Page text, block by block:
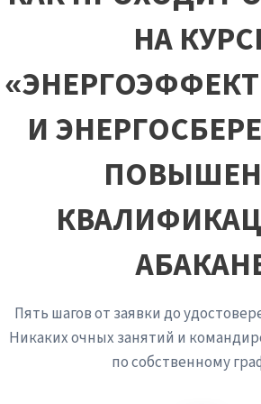
энергоёмкости, — перед вами
которого энергоэффективность не
системная инженерия,
НА
И
Пять шагов от заявки до
Никаких очных занятий и
по собственному